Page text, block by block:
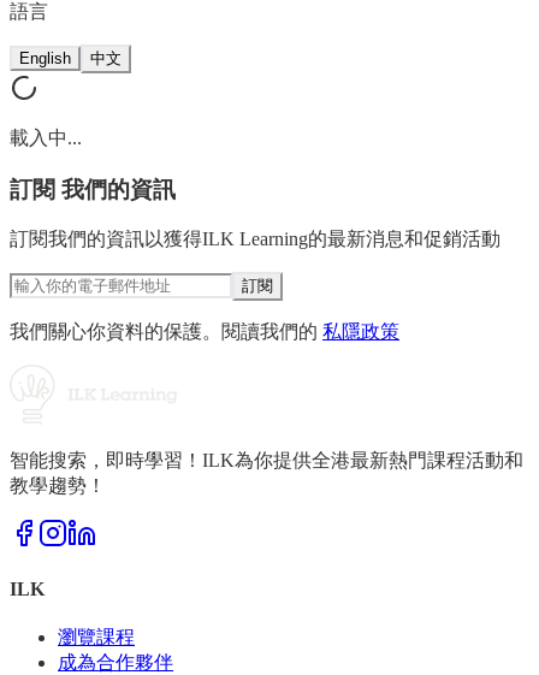
語言
English 中文
載入中...
訂閱 我們的資訊
訂閱我們的資訊以獲得ILK Learning的最新消息和促銷活動
訂閱
我們關心你資料的保護。閱讀我們的 私隱政策
智能搜索，即時學習！ILK為你提供全港最新熱門課程活動和
教學趨勢！
ILK
瀏覽課程
成為合作夥伴